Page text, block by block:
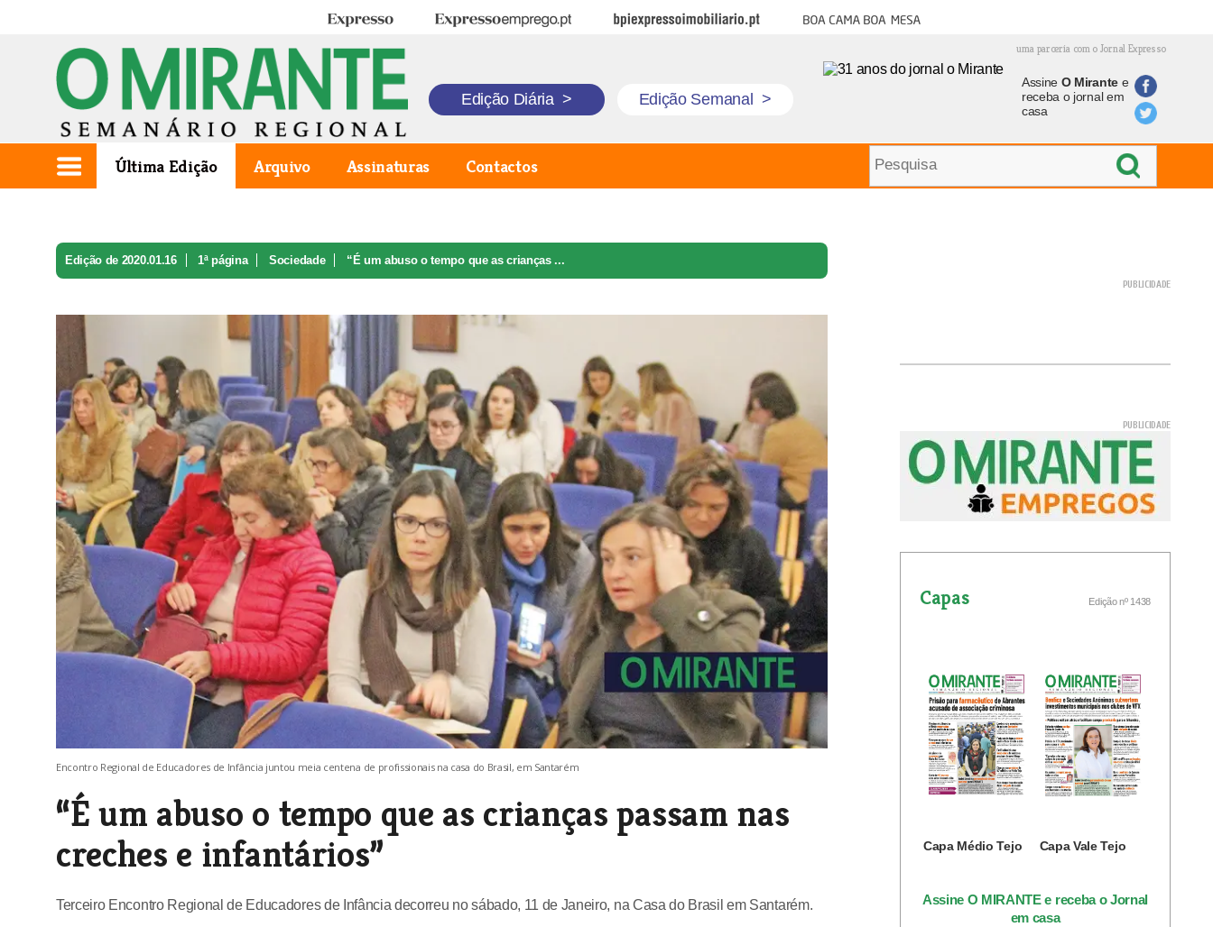
Expresso Expresso Emprego BPI Expresso Imobiliário Boa cama boa mesa
uma parceria com o Jornal Expresso
Edição Diária > Edição Semanal >
Assine O Mirantee
receba o jornal em
casa
Última Edição Arquivo Assinaturas Contactos
Edição de 2020.01.16 1ª página Sociedade “É um abuso o tempo que as crianças ...
Encontro Regional de Educadores de Infância juntou meia centena de profissionais na casa do Brasil, em Santarém
“É um abuso o tempo que as crianças passam nas
creches e infantários”
Terceiro Encontro Regional de Educadores de Infância decorreu no sábado, 11 de Janeiro, na Casa do Brasil em Santarém.
Capas Edição nº 1438
Capa Médio Tejo Capa Vale Tejo
Assine O MIRANTE e receba o Jornal
em casa